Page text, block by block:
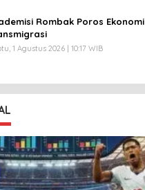
Rombak Poros Ekonomi
1 Agustus 2026 | 10:17 WIB